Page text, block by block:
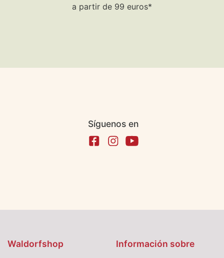
a partir de 99 euros*
Síguenos en
Waldorfshop Información sobre